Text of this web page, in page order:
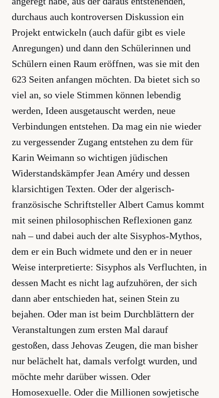
durchaus auch kontroversen Diskussion ein
Projekt entwickeln (auch dafür gibt es viele
Anregungen) und dann den Schülerinnen und
Schülern einen Raum eröffnen, was sie mit den
623 Seiten anfangen möchten. Da bietet sich so
viel an, so viele Stimmen können lebendig
werden, Ideen ausgetauscht werden, neue
Verbindungen entstehen. Da mag ein nie wieder
zu vergessender Zugang entstehen zu dem für
Karin Weimann so wichtigen jüdischen
Widerstandskämpfer Jean Améry und dessen
klarsichtigen Texten. Oder der algerisch-
französische Schriftsteller Albert Camus kommt
mit seinen philosophischen Reflexionen ganz
nah – und dabei auch der alte Sisyphos-Mythos,
dem er ein Buch widmete und den er in neuer
Weise interpretierte: Sisyphos als Verfluchten, in
dessen Macht es nicht lag aufzuhören, der sich
dann aber entschieden hat, seinen Stein zu
bejahen. Oder man ist beim Durchblättern der
Veranstaltungen zum ersten Mal darauf
gestoßen, dass Jehovas Zeugen, die man bisher
nur belächelt hat, damals verfolgt wurden, und
möchte mehr darüber wissen. Oder
Homosexuelle. Oder die Millionen sowjetische